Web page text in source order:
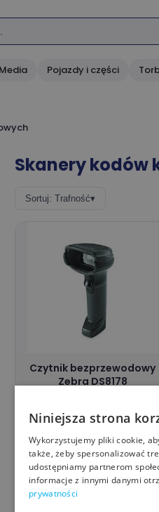
Media Pojazdy i części
Skanery kodów
Sortuj: Trafność▾
Czytnik bezprzewodowy
Zebra DS8178
1 914,17
http://4labels.pl/
Niniejsza strona
Wykorzystujemy pliki cookie,
także, żeby spersonalizować
udostępniamy partnerom
informacje z innymi danymi
prywatności